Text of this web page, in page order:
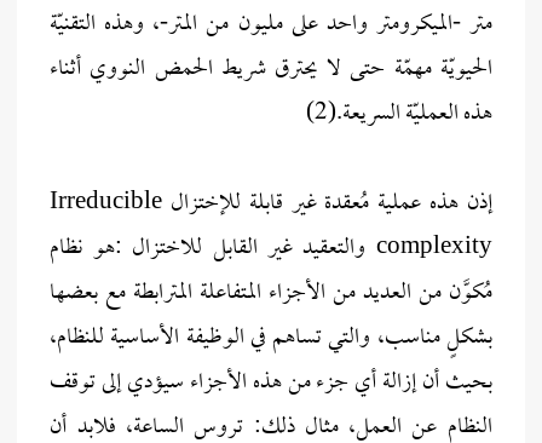
متر -الميكرومتر واحد على مليون من المتر-، وهذه التقنيّة
الحيويّة مهمّة حتى لا يحترق شريط الحمض النووي أثناء
هذه العمليّة السريعة.(2)
إذن هذه عملية مُعقدة غير قابلة للإختزال Irreducible
complexity والتعقيد غير القابل للاختزال :هو نظام
مُكوَّن من العديد من الأجزاء المتفاعلة المترابطة مع بعضها
بشكلٍ مناسب، والتي تساهم في الوظيفة الأساسية للنظام،
بحيث أن إزالة أي جزء من هذه الأجزاء سيؤدي إلى توقف
النظام عن العمل، مثال ذلك: تروس الساعة، فلابد أن